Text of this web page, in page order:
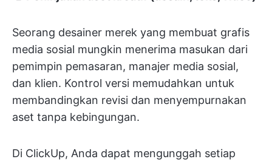
Seorang desainer merek yang membuat grafis
media sosial mungkin menerima masukan dari
pemimpin pemasaran, manajer media sosial,
dan klien. Kontrol versi memudahkan untuk
membandingkan revisi dan menyempurnakan
aset tanpa kebingungan.
Di ClickUp, Anda dapat mengunggah setiap